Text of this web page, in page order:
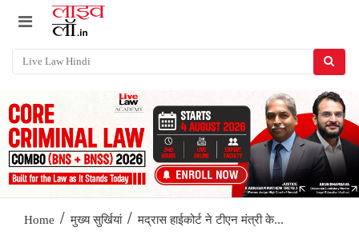
Home / मुख्य सुर्खियां / मद्रास हाईकोर्ट ने टीएन मंत्री के...